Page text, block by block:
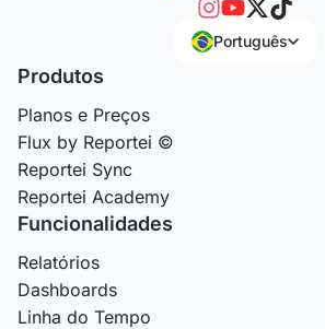
Português
Produtos
Planos e Preços
Flux by Reportei ©
Reportei Sync
Reportei Academy
Funcionalidades
Relatórios
Dashboards
Linha do Tempo